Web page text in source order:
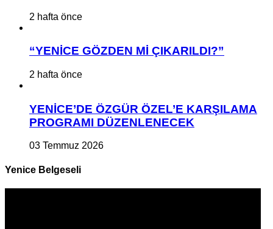
2 hafta önce
“YENİCE GÖZDEN Mİ ÇIKARILDI?”
2 hafta önce
YENİCE’DE ÖZGÜR ÖZEL’E KARŞILAMA
PROGRAMI DÜZENLENECEK
03 Temmuz 2026
Yenice Belgeseli